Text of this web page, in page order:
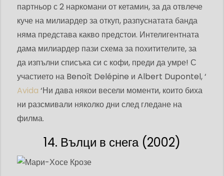
партньор с 2 наркомани от кетамин, за да отвлече
куче на милиардер за откуп, разпуснатата банда
няма представа какво предстои. Интелигентната
дама милиардер пази схема за похитителите, за
да изпълни списъка си с кофи, преди да умре! С
участието на Benoît Delépine и Albert Dupontel, ‘
Avida ‘Ни дава някои весели моменти, които биха
ни разсмивали няколко дни след гледане на
филма.
14. Вълци в снега (2002)